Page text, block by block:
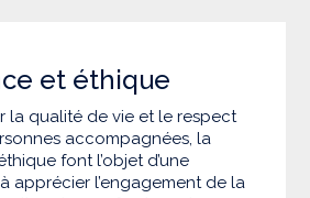
et éthique
la qualité de vie et le respect
accompagnées, la
font l’objet d’une
apprécier l’engagement de la